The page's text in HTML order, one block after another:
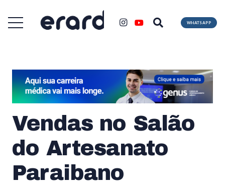
WHATSAPP
Vendas no Salão
do Artesanato
Paraibano